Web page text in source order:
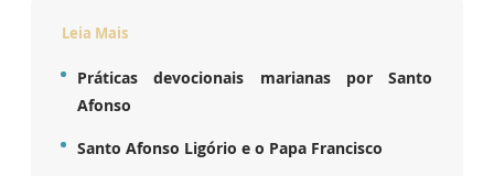
Leia Mais
Práticas devocionais marianas por Santo
Afonso
Santo Afonso Ligório e o Papa Francisco